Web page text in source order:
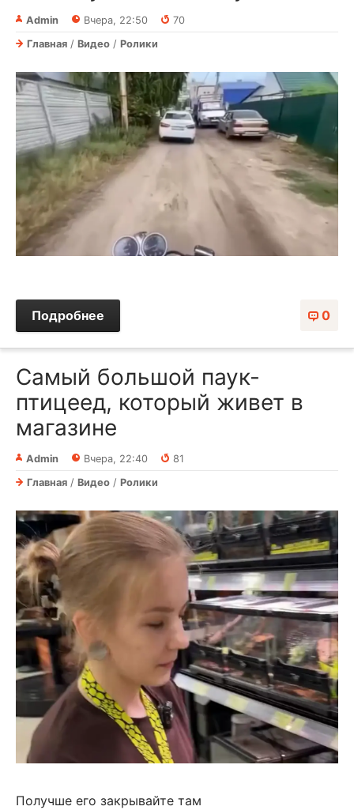
Admin Вчера, 22:50
70
Главная / Видео / Ролики
0
Подробнее
Самый большой паук-
птицеед, который живет в
магазине
Admin Вчера, 22:40
81
Главная / Видео / Ролики
Получше его закрывайте там